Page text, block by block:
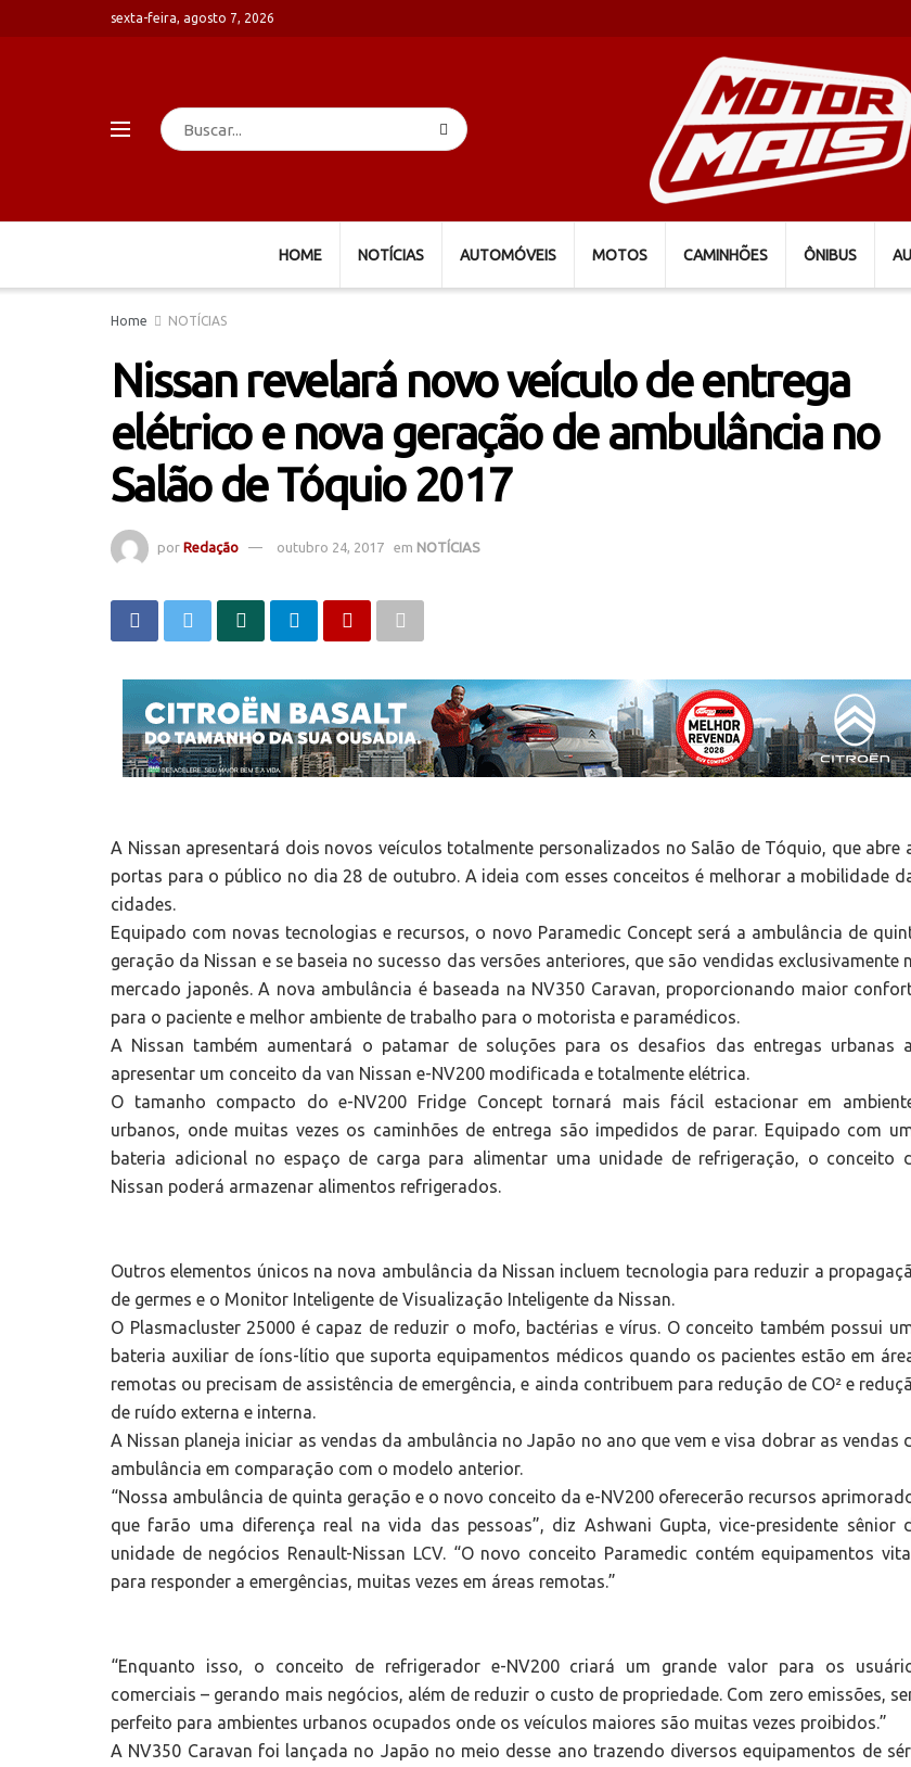
sexta-feira, agosto 7, 2026
HOME NOTÍCIAS AUTOMÓVEIS MOTOS CAMINHÕES ÔNIBUS
Home NOTÍCIAS
Nissan revelará novo veículo de entrega
elétrico e nova geração de ambulância no
Salão de Tóquio 2017
por Redação outubro 24, 2017 em NOTÍCIAS
A Nissan apresentará dois novos veículos totalmente personalizados no Salão de Tóquio, que abre
portas para o público no dia 28 de outubro. A ideia com esses conceitos é melhorar a mobilidade
cidades.
Equipado com novas tecnologias e recursos, o novo Paramedic Concept será a ambulância de
geração da Nissan e se baseia no sucesso das versões anteriores, que são vendidas exclusivamente
mercado japonês. A nova ambulância é baseada na NV350 Caravan, proporcionando maior
para o paciente e melhor ambiente de trabalho para o motorista e paramédicos.
A Nissan também aumentará o patamar de soluções para os desafios das entregas urbanas
apresentar um conceito da van Nissan e-NV200 modificada e totalmente elétrica.
O tamanho compacto do e-NV200 Fridge Concept tornará mais fácil estacionar em
urbanos, onde muitas vezes os caminhões de entrega são impedidos de parar. Equipado com
bateria adicional no espaço de carga para alimentar uma unidade de refrigeração, o conceito
Nissan poderá armazenar alimentos refrigerados.
Outros elementos únicos na nova ambulância da Nissan incluem tecnologia para reduzir a
de germes e o Monitor Inteligente de Visualização Inteligente da Nissan.
O Plasmacluster 25000 é capaz de reduzir o mofo, bactérias e vírus. O conceito também possui
bateria auxiliar de íons-lítio que suporta equipamentos médicos quando os pacientes estão em
remotas ou precisam de assistência de emergência, e ainda contribuem para redução de CO² e
de ruído externa e interna.
A Nissan planeja iniciar as vendas da ambulância no Japão no ano que vem e visa dobrar as vendas
ambulância em comparação com o modelo anterior.
“Nossa ambulância de quinta geração e o novo conceito da e-NV200 oferecerão recursos
que farão uma diferença real na vida das pessoas”, diz Ashwani Gupta, vice-presidente sênior
unidade de negócios Renault-Nissan LCV. “O novo conceito Paramedic contém equipamentos
para responder a emergências, muitas vezes em áreas remotas.”
“Enquanto isso, o conceito de refrigerador e-NV200 criará um grande valor para os
comerciais – gerando mais negócios, além de reduzir o custo de propriedade. Com zero emissões,
perfeito para ambientes urbanos ocupados onde os veículos maiores são muitas vezes proibidos.”
A NV350 Caravan foi lançada no Japão no meio desse ano trazendo diversos equipamentos de